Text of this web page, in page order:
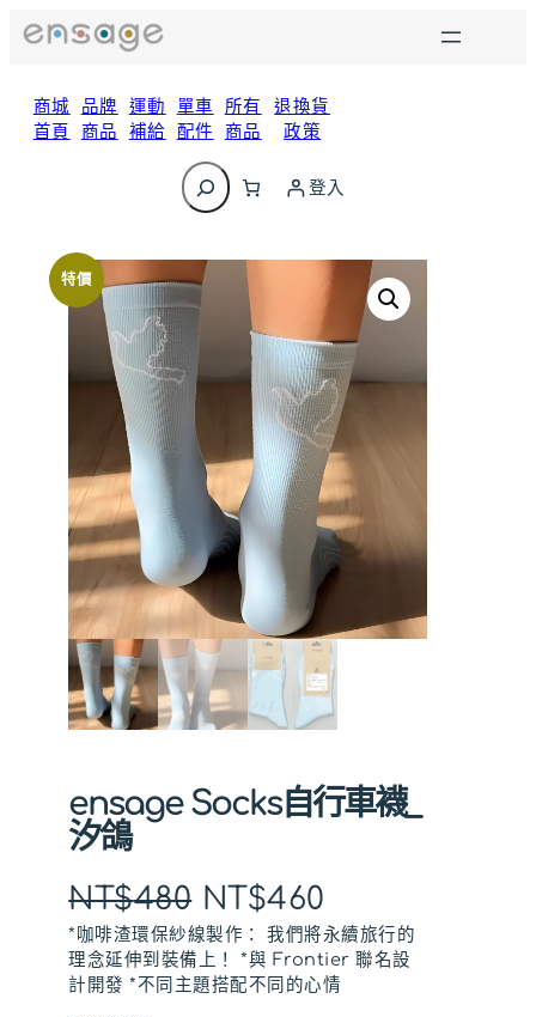
至
商城
首頁
品牌
商品
運動
補給
單車
配件
所有
商品
退換貨
政策
搜
尋
登入
特價
ensage Socks自行車襪_
汐鴿
NT$480 原
始
價
NT$460
前
價
*咖啡渣環保紗線製作： 我們將永續旅行的
理念延伸到裝備上！ *與 Frontier 聯名設
計開發 *不同主題搭配不同的心情